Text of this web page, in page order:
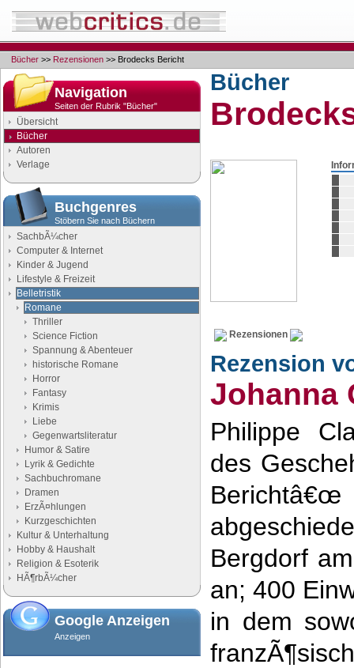
Bücher >> Rezensionen >> Brodecks Bericht
Navigation
Seiten der Rubrik "Bücher"
Übersicht
Bücher
Autoren
Verlage
Buchgenres
Stöbern Sie nach Büchern
SachbÃ¼cher
Computer & Internet
Kinder & Jugend
Lifestyle & Freizeit
Belletristik
Romane
Thriller
Science Fiction
Spannung & Abenteuer
historische Romane
Horror
Fantasy
Krimis
Liebe
Gegenwartsliteratur
Humor & Satire
Lyrik & Gedichte
Sachbuchromane
Dramen
ErzÃ¤hlungen
Kurzgeschichten
Kultur & Unterhaltung
Hobby & Haushalt
Religion & Esoterik
HÃ¶rbÃ¼cher
Google Anzeigen
Anzeigen
Bücher
Rezensionen
Rezension
Johanna
Philippe
des
Bergdorf
an; 400
in dem